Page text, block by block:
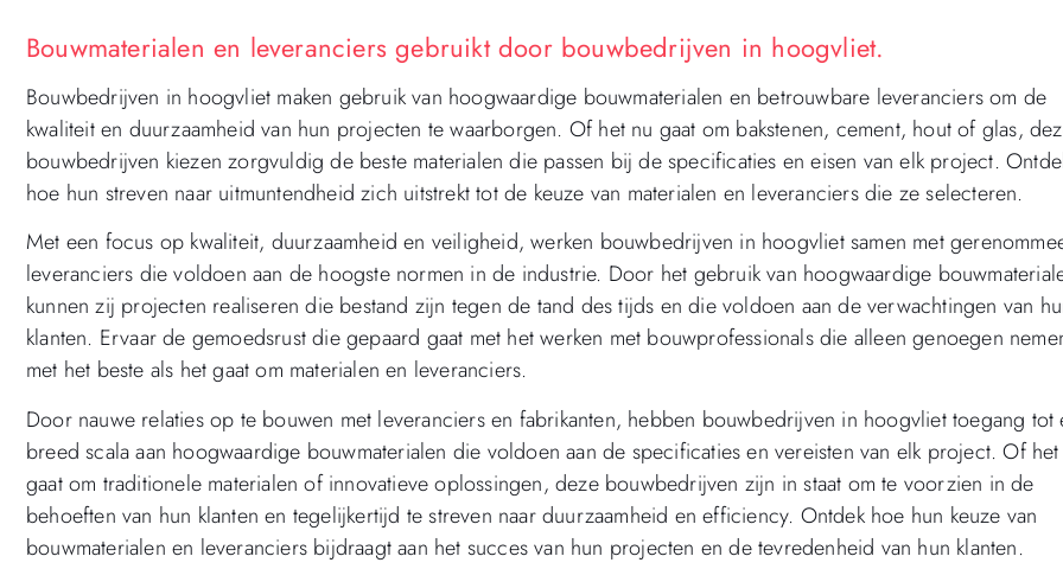
Bouwmaterialen en leveranciers gebruikt door bouwbedrijven in hoogvliet.
Bouwbedrijven in hoogvliet maken gebruik van hoogwaardige bouwmaterialen en betrouwbare leveranciers om de
kwaliteit en duurzaamheid van hun projecten te waarborgen. Of het nu gaat om bakstenen, cement, hout of glas,
bouwbedrijven kiezen zorgvuldig de beste materialen die passen bij de specificaties en eisen van elk project.
hoe hun streven naar uitmuntendheid zich uitstrekt tot de keuze van materialen en leveranciers die ze selecteren.
Met een focus op kwaliteit, duurzaamheid en veiligheid, werken bouwbedrijven in hoogvliet samen met
leveranciers die voldoen aan de hoogste normen in de industrie. Door het gebruik van hoogwaardige
kunnen zij projecten realiseren die bestand zijn tegen de tand des tijds en die voldoen aan de verwachtingen van
klanten. Ervaar de gemoedsrust die gepaard gaat met het werken met bouwprofessionals die alleen genoegen
met het beste als het gaat om materialen en leveranciers.
Door nauwe relaties op te bouwen met leveranciers en fabrikanten, hebben bouwbedrijven in hoogvliet toegang tot
breed scala aan hoogwaardige bouwmaterialen die voldoen aan de specificaties en vereisten van elk project. Of
gaat om traditionele materialen of innovatieve oplossingen, deze bouwbedrijven zijn in staat om te voorzien in de
behoeften van hun klanten en tegelijkertijd te streven naar duurzaamheid en efficiency. Ontdek hoe hun keuze van
bouwmaterialen en leveranciers bijdraagt aan het succes van hun projecten en de tevredenheid van hun klanten.